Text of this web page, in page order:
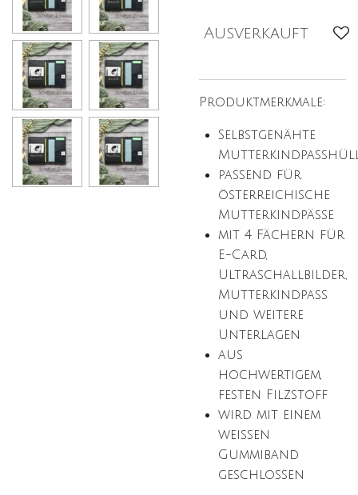
Ausverkauft
Produktmerkmale:
Selbstgenähte
passend für
österreichische
Mutterkindpässe
mit 4 Fächern für
E-Card,
Ultraschallbilder,
Mutterkindpass
und weitere
Unterlagen
aus
hochwertigem,
festen Filzstoff
wird mit einem
weißen
Gummiband
geschlossen